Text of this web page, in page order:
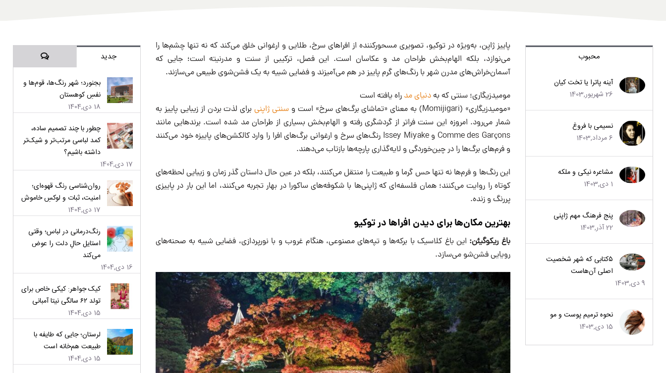
محبوب
آینه پاترا یا تخت کیان
26 شهریور,1403
نسیمی با فروغ
6 مرداد,1403
مشاعره نیکی و ملکه
1 دی,1403
پنج فرهنگ مهم ژاپنی
22 آذر,1403
۵کتابی که شهر شخصیت
اصلی آن‌هاست
9 دی,1403
نحوه ترمیم پوست و مو
15 دی,1403
پاییز ژاپن، به‌ویژه در توکیو، تصویری مسحورکننده از افراهای سرخ، طلایی و ارغوانی خلق می‌کند که نه تنها چشم‌ها را
می‌نوازد، بلکه الهام‌بخش طراحان مد و عکاسان است. این فصل، ترکیبی از سنت و مدرنیته است؛ جایی که
آسمان‌خراش‌های مدرن شهر با رنگ‌های گرم پاییز در هم می‌آمیزند و فضایی شبیه به یک فشن‌شوی طبیعی می‌سازند.
مومیدزیگاری؛ سنتی که بهدنیای مد راه یافته است
«مومیدزیگاری» (Momijigari) به معنای «تماشای برگ‌های سرخ» است و
سنتی ژاپنیبرای لذت بردن از زیبایی پاییز به
شمار می‌رود. امروزه این سنت فراتر از گردشگری رفته و الهام‌بخش بسیاری از طراحان مد شده است. برندهایی مانند
Comme des Garçons و Issey Miyake رنگ‌های سرخ و ارغوانی برگ‌های افرا را وارد کالکشن‌های پاییزه خود می‌کنند
و فرم‌های برگ‌ها را در چین‌خوردگی و لایه‌گذاری پارچه‌ها بازتاب می‌دهند.
این رنگ‌ها و فرم‌ها نه تنها حس گرما و طبیعت را منتقل می‌کنند، بلکه در عین حال داستان گذر زمان و زیبایی لحظه‌های
کوتاه را روایت می‌کنند؛ همان فلسفه‌ای که ژاپنی‌ها با شکوفه‌های ساکورا در بهار تجربه می‌کنند، اما این بار در پاییزی
پررنگ و زنده.
بهترین مکان‌ها برای دیدن افراها در توکیو
باغ ریکوگیئن: این باغ کلاسیک با برکه‌ها و تپه‌های مصنوعی، هنگام غروب و با نورپردازی، فضایی شبیه به صحنه‌های
رویایی فشن‌شو می‌سازد.
جدید دیدگاه‌ها
بجنورد؛ شهر رنگ‌ها، قوم‌ها و
نفسِ کوهستان
18 دی,1404
چطور با چند تصمیم ساده،
کمد لباسی مرتب‌تر و شیک‌تر
داشته باشیم؟
17 دی,1404
روان‌شناسی رنگ قهوه‌ای؛
امنیت، ثبات و لوکسِ خاموش
17 دی,1404
رنگ‌درمانی در لباس؛ وقتی
استایل حالِ دلت را عوض
می‌کند
16 دی,1404
کیک جواهر: کیکی خاص برای
تولد ۶۲ سالگی نیتا آمبانی
15 دی,1404
لرستان؛ جایی که طایفه با
طبیعت هم‌خانه است
15 دی,1404